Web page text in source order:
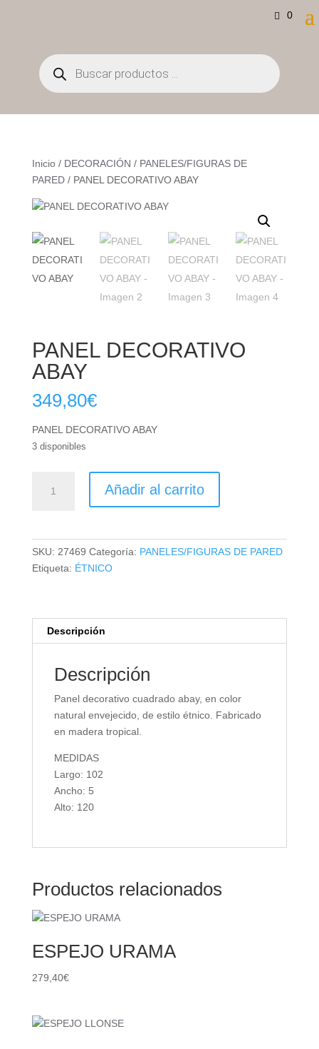
0
Búsqueda
de
productos
Inicio/ DECORACIÓN / PANELES/FIGURAS DE
PARED/ PANEL DECORATIVO ABAY
PANEL DECORATIVO
ABAY
349,80€
PANEL DECORATIVO ABAY
3 disponibles
DECORATIVO
Añadir al carrito
SKU: 27469 Categoría: PANELES/FIGURAS DE PARED
Etiqueta: ÉTNICO
Descripción
Descripción
Panel decorativo cuadrado abay, en color
natural envejecido, de estilo étnico. Fabricado
en madera tropical.
MEDIDAS
Largo: 102
Ancho: 5
Alto: 120
Productos relacionados
ESPEJO URAMA
279,40€